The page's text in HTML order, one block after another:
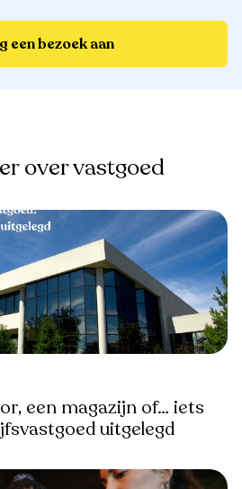
een bezoek aan
over vastgoed
een magazijn of… iets
uitgelegd